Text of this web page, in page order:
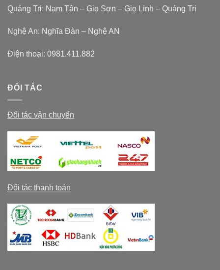
Quảng Trị: Nam Tân – Gio Sơn – Gio Linh – Quảng Trị
Nghệ An: Nghĩa Đàn – Nghệ AN
Điện thoại: 0981.411.882
ĐỐI TÁC
Đối tác vận chuyển
Đối tác thanh toán